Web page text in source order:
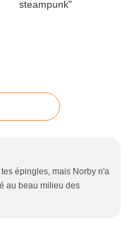
épingles, mais Norby n'a
au beau milieu des